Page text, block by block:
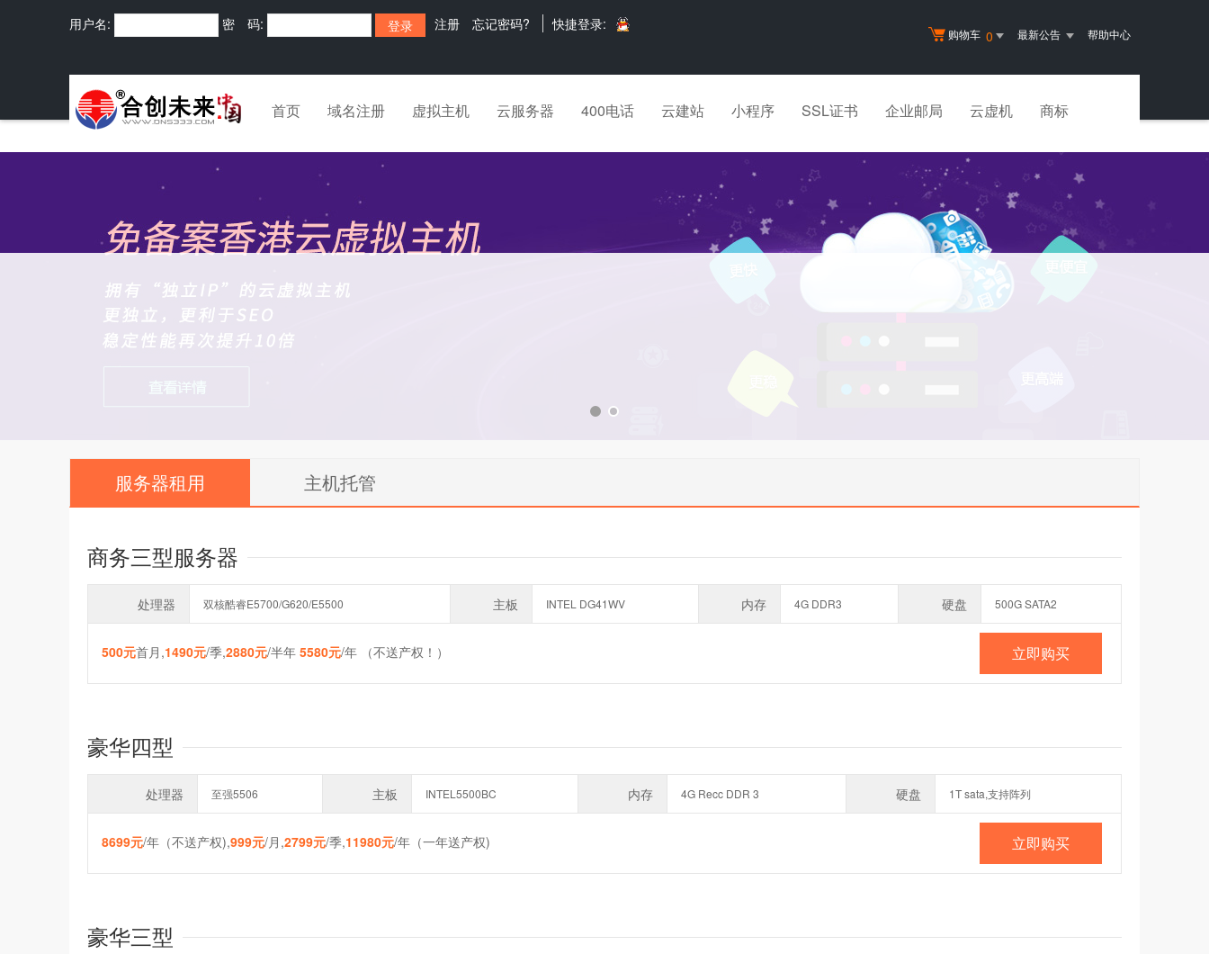
购物车 0 最新公告 帮助中心
用户名: 密 码: 注册 忘记密码? 快捷登录:
首页 域名注册 虚拟主机 云服务器 400电话 云建站 小程序 SSL证书 企业邮局 云虚机 商标
服务器租用 主机托管
商务三型服务器
处理器 双核酷睿E5700/G620/E5500 主板 INTEL DG41WV 内存 4G DDR3 硬盘 500G SATA2
500元首月,1490元/季,2880元/半年 5580元/年 （不送产权！） 立即购买
豪华四型
处理器 至强5506 主板 INTEL5500BC 内存 4G Recc DDR 3 硬盘 1T sata,支持阵列
8699元/年（不送产权),999元/月,2799元/季,11980元/年（一年送产权) 立即购买
豪华三型